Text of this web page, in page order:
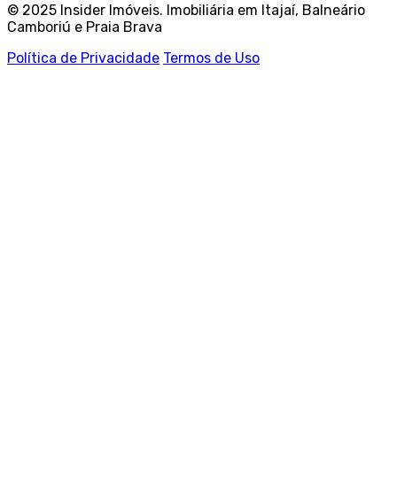
© 2025 Insider Imóveis. Imobiliária em Itajaí, Balneário
Camboriú e Praia Brava
Política de Privacidade Termos de Uso